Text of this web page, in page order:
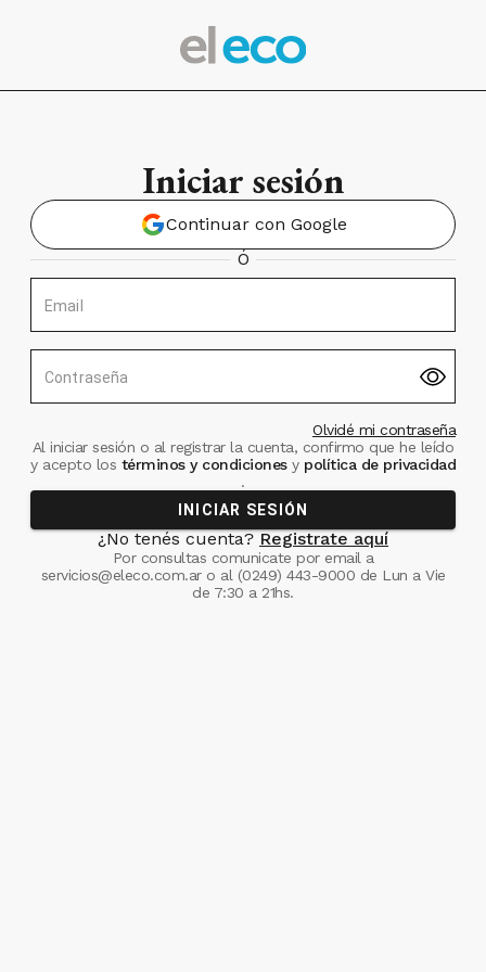
Iniciar sesión
Continuar con Google
Ó
Email
Contraseña
Olvidé mi contraseña
Al iniciar sesión o al registrar la cuenta, confirmo que he leído
y acepto los términos y condiciones ypolítica de privacidad
.
INICIAR SESIÓN
¿No tenés cuenta? Registrate aquí
Por consultas comunicate por email a
servicios@eleco.com.aro al (0249) 443-9000 de Lun a Vie
de 7:30 a 21hs.